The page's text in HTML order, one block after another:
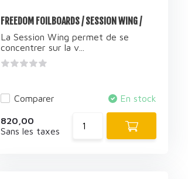
FREEDOM FOILBOARDS / SESSION WING /
La Session Wing permet de se
concentrer sur la v...
Comparer En stock
820,00
Sans les taxes